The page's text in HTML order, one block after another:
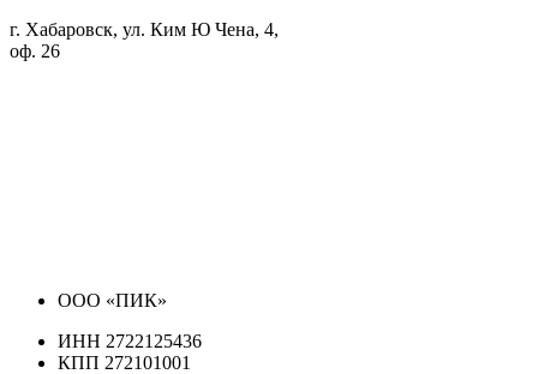
г. Хабаровск, ул. Ким Ю Чена, 4,
оф. 26
ООО «ПИК»
ИНН 2722125436
КПП 272101001